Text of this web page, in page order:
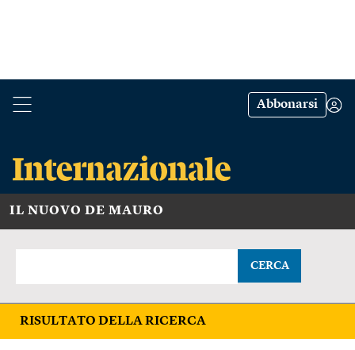
Abbonarsi
IL NUOVO DE MAURO
CERCA
RISULTATO DELLA RICERCA